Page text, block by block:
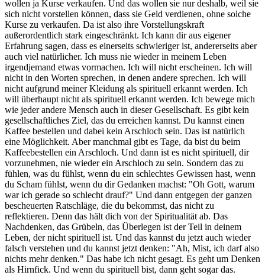
wollen ja Kurse verkaufen. Und das wollen sie nur deshalb, weil sie
sich nicht vorstellen können, dass sie Geld verdienen, ohne solche
Kurse zu verkaufen. Da ist also ihre Vorstellungskraft
außerordentlich stark eingeschränkt. Ich kann dir aus eigener
Erfahrung sagen, dass es einerseits schwieriger ist, andererseits aber
auch viel natürlicher. Ich muss nie wieder in meinem Leben
irgendjemand etwas vormachen. Ich will nicht erscheinen. Ich will
nicht in den Worten sprechen, in denen andere sprechen. Ich will
nicht aufgrund meiner Kleidung als spirituell erkannt werden. Ich
will überhaupt nicht als spirituell erkannt werden. Ich bewege mich
wie jeder andere Mensch auch in dieser Gesellschaft. Es gibt kein
gesellschaftliches Ziel, das du erreichen kannst. Du kannst einen
Kaffee bestellen und dabei kein Arschloch sein. Das ist natürlich
eine Möglichkeit. Aber manchmal gibt es Tage, da bist du beim
Kaffeebestellen ein Arschloch. Und dann ist es nicht spirituell, dir
vorzunehmen, nie wieder ein Arschloch zu sein. Sondern das zu
fühlen, was du fühlst, wenn du ein schlechtes Gewissen hast, wenn
du Scham fühlst, wenn du dir Gedanken machst: "Oh Gott, warum
war ich gerade so schlecht drauf?" Und dann entgegen der ganzen
bescheuerten Ratschläge, die du bekommst, das nicht zu
reflektieren. Denn das hält dich von der Spiritualität ab. Das
Nachdenken, das Grübeln, das Überlegen ist der Teil in deinem
Leben, der nicht spirituell ist. Und das kannst du jetzt auch wieder
falsch verstehen und du kannst jetzt denken: "Ah, Mist, ich darf also
nichts mehr denken." Das habe ich nicht gesagt. Es geht um Denken
als Hirnfick. Und wenn du spirituell bist, dann geht sogar das.